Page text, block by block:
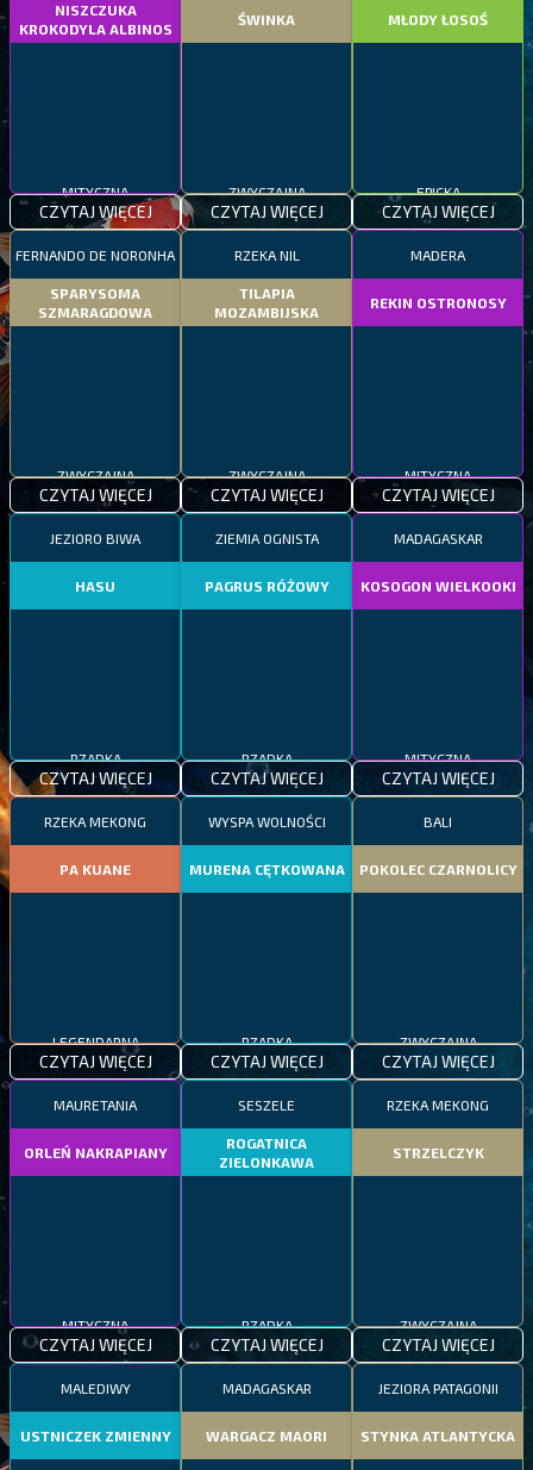
NISZCZUKA
KROKODYLA ALBINOS
MITYCZNA
CZYTAJ WIĘCEJ
ŚWINKA
ZWYCZAJNA
CZYTAJ WIĘCEJ
MŁODY ŁOSOŚ
EPICKA
CZYTAJ WIĘCEJ
FERNANDO DE NORONHA
SPARYSOMA
SZMARAGDOWA
ZWYCZAJNA
CZYTAJ WIĘCEJ
RZEKA NIL
TILAPIA
MOZAMBIJSKA
ZWYCZAJNA
CZYTAJ WIĘCEJ
MADERA
REKIN OSTRONOSY
MITYCZNA
CZYTAJ WIĘCEJ
JEZIORO BIWA
HASU
RZADKA
CZYTAJ WIĘCEJ
ZIEMIA OGNISTA
PAGRUS RÓŻOWY
RZADKA
CZYTAJ WIĘCEJ
MADAGASKAR
KOSOGON WIELKOOKI
MITYCZNA
CZYTAJ WIĘCEJ
RZEKA MEKONG
PA KUANE
LEGENDARNA
CZYTAJ WIĘCEJ
WYSPA WOLNOŚCI
MURENA CĘTKOWANA
RZADKA
CZYTAJ WIĘCEJ
BALI
POKOLEC CZARNOLICY
ZWYCZAJNA
CZYTAJ WIĘCEJ
MAURETANIA
ORLEŃ NAKRAPIANY
MITYCZNA
CZYTAJ WIĘCEJ
SESZELE
ROGATNICA
ZIELONKAWA
RZADKA
CZYTAJ WIĘCEJ
RZEKA MEKONG
STRZELCZYK
ZWYCZAJNA
CZYTAJ WIĘCEJ
MALEDIWY
USTNICZEK ZMIENNY
MADAGASKAR
WARGACZ MAORI
JEZIORA PATAGONII
STYNKA ATLANTYCKA